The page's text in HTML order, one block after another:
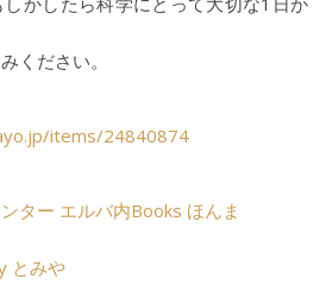
ください。
items/24840874
ター エルバ内Books ほんま
とみや